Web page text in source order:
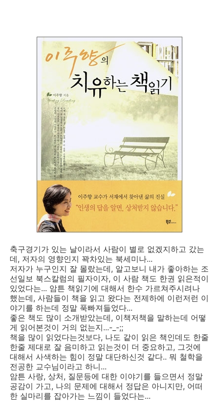
축구경기가 있는 날이라서 사람이 별로 없겠지하고 갔는
데, 저자의 영향인지 꽉차있는 북세미나...
저자가 누구인지 잘 몰랐는데, 알고보니 내가 좋아하는 조
선일보 북스칼럼의 필자이자, 이 사람 책도 한권 읽은적이
있었다는... 암튼 책읽기에 대해서 한수 가르쳐주시려나
했는데, 사람들이 책을 읽고 왔다는 전제하에 이런저런 이
야기를 하는데 정말 푹빠져들었다...
좋은 책도 많이 소개받았는데, 이책저책을 말하는데 어떻
게 읽어본것이 거의 없는지...-_-;;
책을 많이 읽었다는것보다, 나도 같이 읽은 책인데도 한줄
한줄 제대로 잘 음미하고 읽는것이 더 중요하고, 그것에
대해서 사색하는 힘이 정말 대단하신것 같다.. 뭐 철학을
전공한 교수님이라고 하니...
암튼 사랑, 상처, 질문등에 대한 이야기를 들으면서 정말
공감이 가고, 나의 문제에 대해서 정답은 아니지만, 어떠
한 실마리를 잡아가는 느낌이 들었다는...